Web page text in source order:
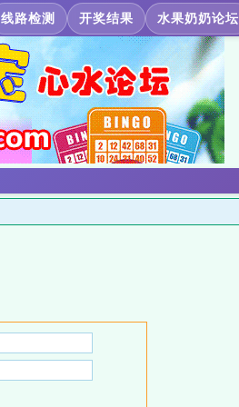
线路检测 开奖结果 水果奶奶论坛